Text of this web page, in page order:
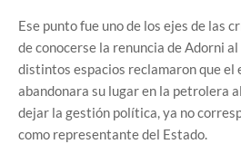
Ese punto fue uno de los ejes de las
de conocerse la renuncia de Adorni
distintos espacios reclamaron que el
abandonara su lugar en la petrolera
dejar la gestión política, ya no
como representante del Estado.